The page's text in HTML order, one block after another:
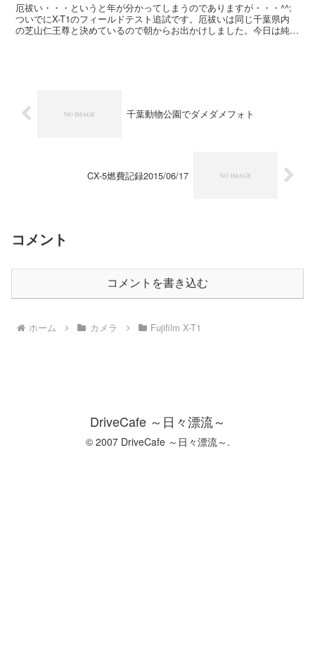
厄祓い・・・というと年が分かってしまうのでありますが・・・^^;
ついでにX-T1のフィールドテスト追試です。厄祓いは同じ千葉県内
の芝山仁王尊と決めているので朝からお出かけしました。今日は純正
千葉動物公園でダメダメフォト
CX-5燃費記録2015/06/17
コメント
コメントを書き込む
ホーム カメラ Fujifilm X-T1
DriveCafe ～日々漂流～
© 2007 DriveCafe ～日々漂流～.